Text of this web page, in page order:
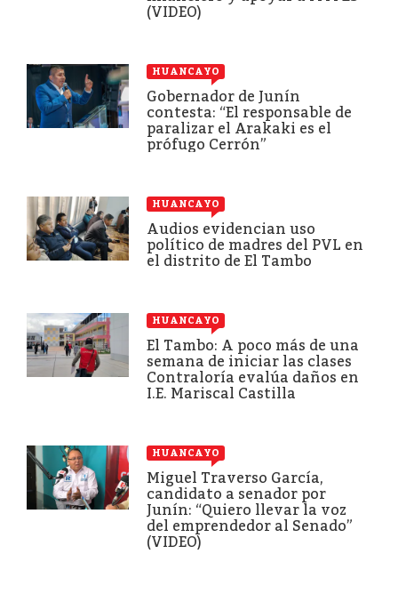
(VIDEO)
HUANCAYO
Gobernador de Junín
contesta: “El responsable de
paralizar el Arakaki es el
prófugo Cerrón”
HUANCAYO
Audios evidencian uso
político de madres del PVL en
el distrito de El Tambo
HUANCAYO
El Tambo: A poco más de una
semana de iniciar las clases
Contraloría evalúa daños en
I.E. Mariscal Castilla
HUANCAYO
Miguel Traverso García,
candidato a senador por
Junín: “Quiero llevar la voz
del emprendedor al Senado”
(VIDEO)